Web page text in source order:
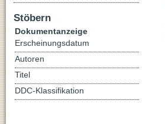
Stöbern
Dokumentanzeige
Erscheinungsdatum
Autoren
Titel
DDC-Klassifikation